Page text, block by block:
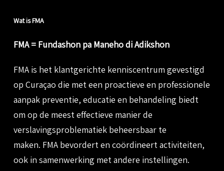
Wat is FMA
FMA = Fundashon pa Maneho di Adikshon
FMA is het klantgerichte kenniscentrum gevestigd
op Curaçao die meteen proactieve en professionele
aanpakpreventie, educatie en behandeling biedt
om op de meest effectieve manier de
verslavingsproblematiek beheersbaar te
maken. FMA bevordert en coördineert activiteiten,
ook in samenwerking met andere instellingen.